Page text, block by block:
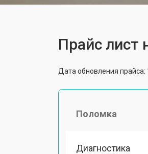
Прайс лист
Дата обновления прайса:
Поломка
Диагностика